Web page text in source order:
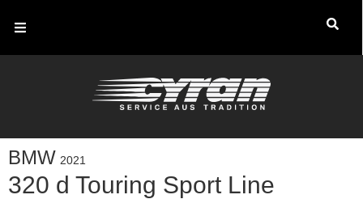
BMW 2021
320 d Touring Sport Line